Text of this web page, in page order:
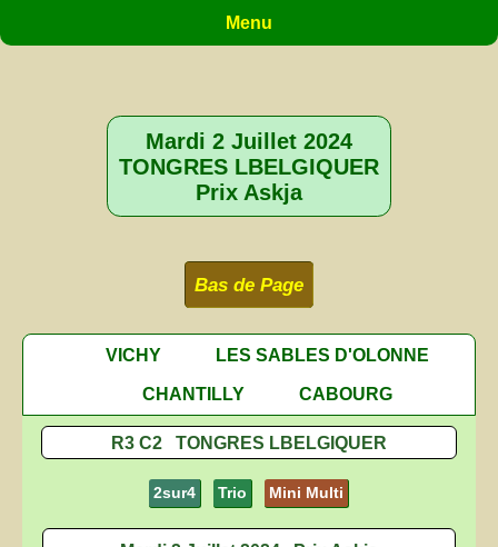
Menu
Mardi 2 Juillet 2024
TONGRES LBELGIQUER
Prix Askja
Bas de Page
VICHY
LES SABLES D'OLONNE
CHANTILLY
CABOURG
R3 C2 TONGRES LBELGIQUER
2sur4 Trio Mini Multi